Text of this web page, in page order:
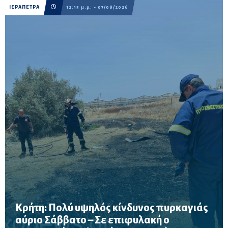
ΙΕΡΑΠΕΤΡΑ 12:15 μ.μ. - 07/08/2026
Κρήτη: Πολύ υψηλός κίνδυνος πυρκαγιάς
αύριο Σάββατο – Σε επιφυλακή ο
Σε επιφυλακή ο μηχανισμός Πολιτικής Προστασίας λόγω πολύ